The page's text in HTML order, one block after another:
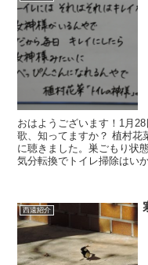
おはようございます！1月
歌、知ってますか？ 植村花
に聴きました。巣ごもり状
気分転換でトイレ掃除はい
西遠紹介